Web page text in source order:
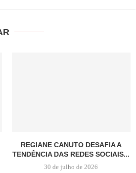
REGIANE CANUTO DESAFIA A
TENDÊNCIA DAS REDES SOCIAIS...
30 de julho de 2026